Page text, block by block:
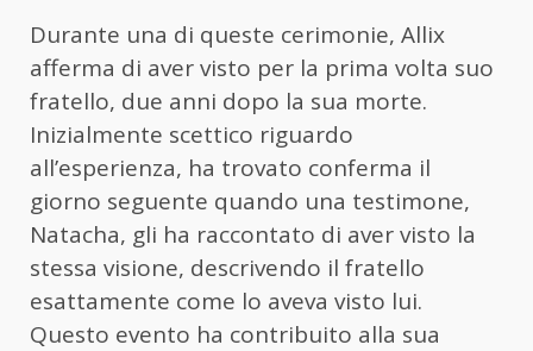
Durante una di queste cerimonie, Allix
afferma di aver visto per la prima volta suo
fratello, due anni dopo la sua morte.
Inizialmente scettico riguardo
all’esperienza, ha trovato conferma il
giorno seguente quando una testimone,
Natacha, gli ha raccontato di aver visto la
stessa visione, descrivendo il fratello
esattamente come lo aveva visto lui.
Questo evento ha contribuito alla sua